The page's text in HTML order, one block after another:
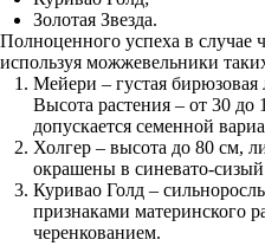
Золотая Звезда.
Полноценного успеха в случае
используя можжевельники
Мейери – густая бирюзовая
Высота растения – от 30 до
допускается семенной
Холгер – высота до 80 см,
окрашены в синевато-сизый
Куривао Голд –
признаками материнского
черенкованием.